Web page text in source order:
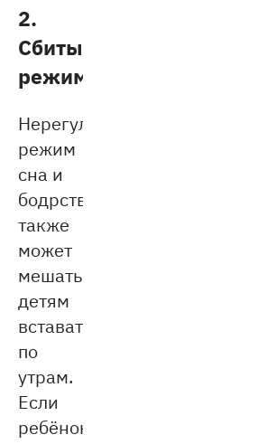
2.
Сбитый
режим
Нерегулярный
режим
сна и
бодрствования
также
может
мешать
детям
вставать
по
утрам.
Если
ребёнок